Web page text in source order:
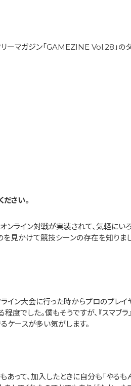
マガジン「GAMEZINE Vol.28」の
ださい。
ンライン対戦が実装されて、気軽にい
を見かけて競技シーンの存在を知りま
イン大会に行った時からプロのプレイ
度でした。僕もそうですが、『スマブラ
ケースが多い気がします。
って、加入したときに自分も「やるも